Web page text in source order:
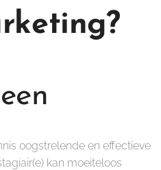
oogstrelende en effectieve
kan moeiteloos